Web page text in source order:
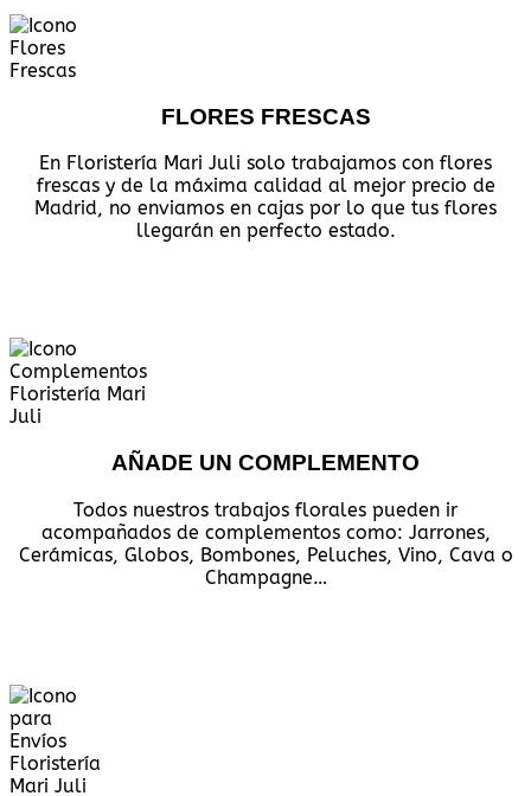
FLORES FRESCAS
En Floristería Mari Juli solo trabajamos con flores
frescas y de la máxima calidad al mejor precio de
Madrid, no enviamos en cajas por lo que tus flores
llegarán en perfecto estado.
AÑADE UN COMPLEMENTO
Todos nuestros trabajos florales pueden ir
acompañados de complementos como: Jarrones,
Cerámicas, Globos, Bombones, Peluches, Vino, Cava o
Champagne…